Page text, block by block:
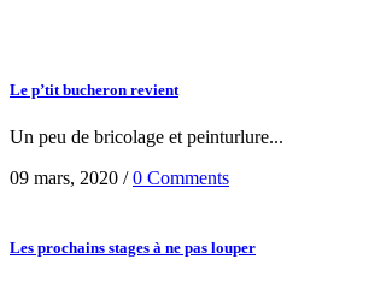
Le p’tit bucheron revient
Un peu de bricolage et peinturlure...
09 mars, 2020 /0 Comments
Les prochains stages à ne pas louper